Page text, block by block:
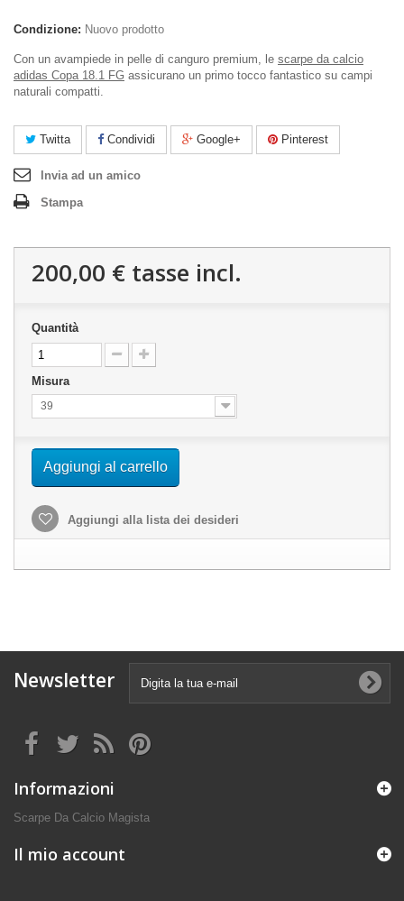
Condizione: Nuovo prodotto
Con un avampiede in pelle di canguro premium, le scarpe da calcio
adidas Copa 18.1 FG assicurano un primo tocco fantastico su campi
naturali compatti.
Twitta Condividi Google+ Pinterest
Invia ad un amico
Stampa
200,00 € tasse incl.
Quantità
Misura
39
Aggiungi al carrello
Aggiungi alla lista dei desideri
Newsletter
Informazioni
Scarpe Da Calcio Magista
Il mio account